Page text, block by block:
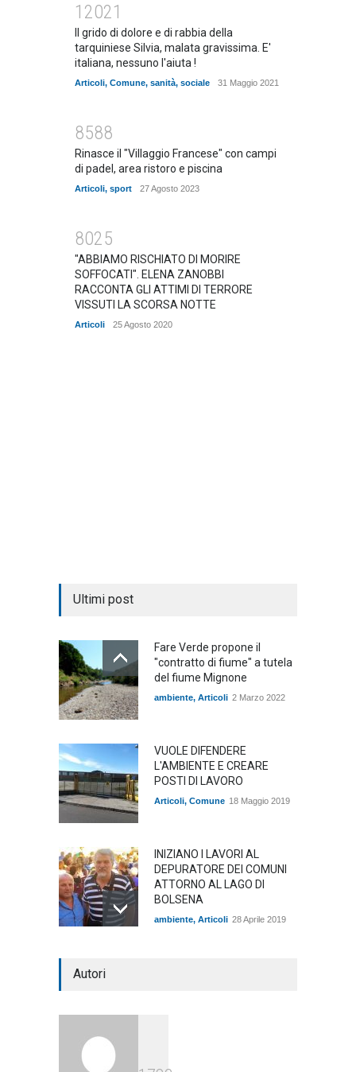
12021
Il grido di dolore e di rabbia della
tarquiniese Silvia, malata gravissima. E'
italiana, nessuno l'aiuta !
Articoli, Comune, sanità, sociale 31 Maggio 2021
8588
Rinasce il "Villaggio Francese" con campi
di padel, area ristoro e piscina
Articoli, sport 27 Agosto 2023
8025
"ABBIAMO RISCHIATO DI MORIRE
SOFFOCATI". ELENA ZANOBBI
RACCONTA GLI ATTIMI DI TERRORE
VISSUTI LA SCORSA NOTTE
Articoli 25 Agosto 2020
Ultimi post
Fare Verde propone il
"contratto di fiume" a tutela
del fiume Mignone
ambiente, Articoli 2 Marzo 2022
VUOLE DIFENDERE
L'AMBIENTE E CREARE
POSTI DI LAVORO
Articoli, Comune 18 Maggio 2019
INIZIANO I LAVORI AL
DEPURATORE DEI COMUNI
ATTORNO AL LAGO DI
BOLSENA
ambiente, Articoli 28 Aprile 2019
Autori